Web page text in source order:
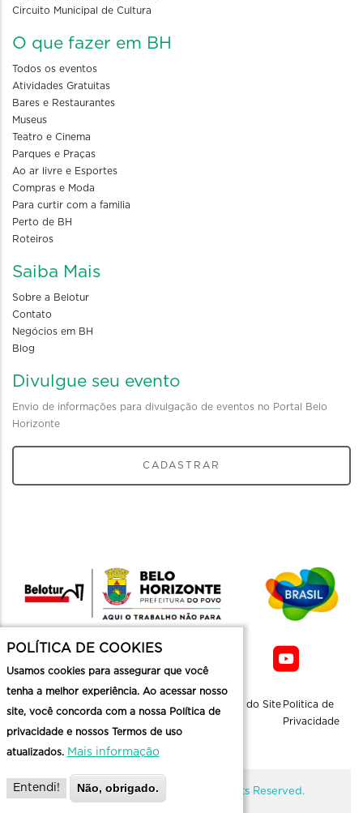
Circuito Municipal de Cultura
O que fazer em BH
Todos os eventos
Atividades Gratuitas
Bares e Restaurantes
Museus
Teatro e Cinema
Parques e Praças
Ao ar livre e Esportes
Compras e Moda
Para curtir com a familia
Perto de BH
Roteiros
Saiba Mais
Sobre a Belotur
Contato
Negócios em BH
Blog
Divulgue seu evento
Envio de informações para divulgação de eventos no Portal Belo
Horizonte
CADASTRAR
Mapa do Site Politica de
Privacidade
@ Copyright Belotur 2026. All Rights Reserved.
POLÍTICA DE COOKIES
Usamos cookies para assegurar que você
tenha a melhor experiência. Ao acessar nosso
site, você concorda com a nossa Política de
privacidade e nossos Termos de uso
atualizados. Mais informação
Entendi! Não, obrigado.